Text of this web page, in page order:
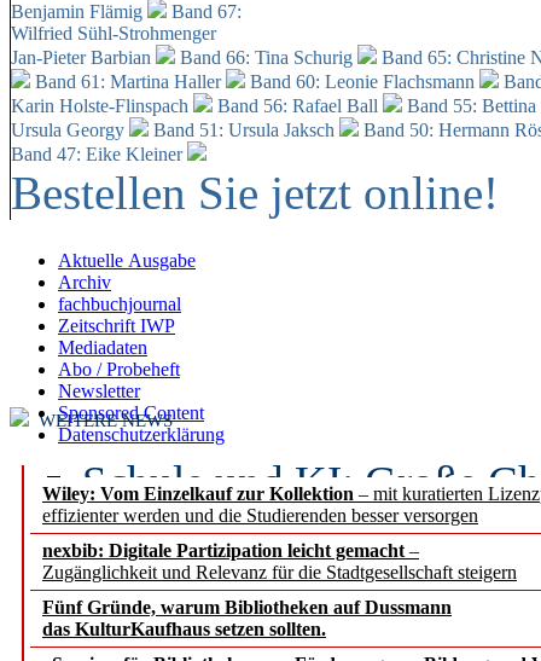
Benjamin Flämig
Band 67:
Wilfried Sühl-Strohmenger
Jan-Pieter Barbian
Band 66: Tina Schurig
Band 65: Christine
Band 61: Martina Haller
Band 60: Leonie Flachsmann
Karin Holste-Flinspach
Band 56: Rafael Ball
Band 55:
Ursula Georgy
Band 51: Ursula Jaksch Band 50: Hermann
Band 47: Eike Kleiner
Bestellen Sie jetzt online!
Aktuelle Ausgabe
Archiv
fachbuchjournal
Zeitschrift IWP
Mediadaten
Abo / Probeheft
Newsletter
Sponsored Content
Datenschutzerklärung
Wiley: Vom Einzelkauf zur Kollektion – mit kuratierten
effizienter werden und die Studierenden besser versorgen
nexbib: Digitale Partizipation leicht gemacht –
Zugänglichkeit und Relevanz für die Stadtgesellschaft steigern
Fünf Gründe, warum Bibliotheken auf Dussmann
das KulturKaufhaus setzen sollten.
WEITERE NEWS
Schule und KI: Große
Voraussetzungen
Erfolgreiches erstes
Segment Research –